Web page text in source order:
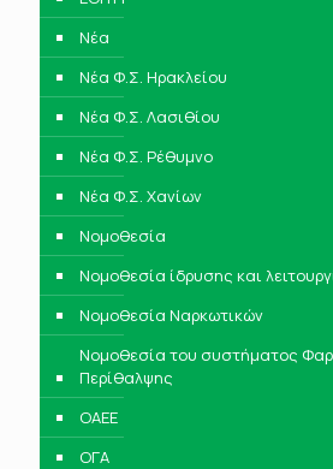
Νέα
Νέα Φ.Σ. Ηρακλείου
Νέα Φ.Σ. Λασιθίου
Νέα Φ.Σ. Ρέθυμνο
Νέα Φ.Σ. Χανίων
Νομοθεσία
Νομοθεσία ίδρυσης και
Νομοθεσία Ναρκωτικών
Νομοθεσία του συστήματος
Περίθαλψης
ΟΑΕΕ
ΟΓΑ